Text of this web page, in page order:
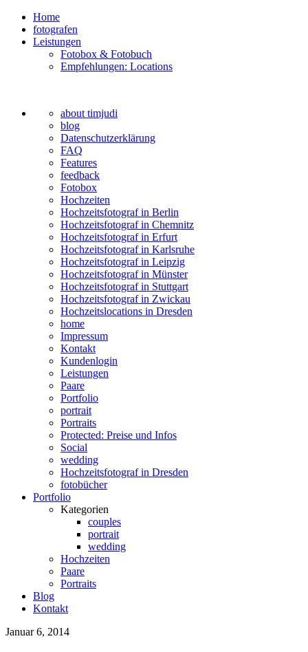
Home
fotografen
Leistungen
Fotobox & Fotobuch
Empfehlungen: Locations
about timjudi
blog
Datenschutzerklärung
FAQ
Features
feedback
Fotobox
Hochzeiten
Hochzeitsfotograf in Berlin
Hochzeitsfotograf in Chemnitz
Hochzeitsfotograf in Erfurt
Hochzeitsfotograf in Karlsruhe
Hochzeitsfotograf in Leipzig
Hochzeitsfotograf in Münster
Hochzeitsfotograf in Stuttgart
Hochzeitsfotograf in Zwickau
Hochzeitslocations in Dresden
home
Impressum
Kontakt
Kundenlogin
Leistungen
Paare
Portfolio
portrait
Portraits
Protected: Preise und Infos
Social
wedding
Hochzeitsfotograf in Dresden
fotobücher
Portfolio
Kategorien
couples
portrait
wedding
Hochzeiten
Paare
Portraits
Blog
Kontakt
Januar 6, 2014